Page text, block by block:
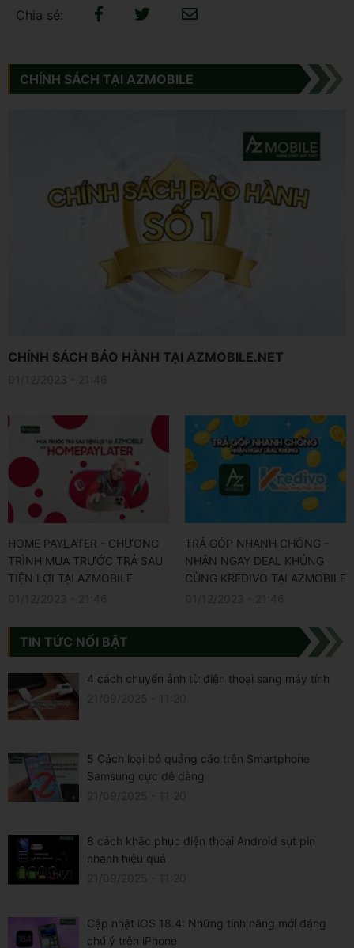
Chia sẻ:
CHÍNH SÁCH TẠI AZMOBILE
CHÍNH SÁCH BẢO HÀNH TẠI AZMOBILE.NET
HOME PAYLATER - CHƯƠNG
TRÌNH MUA TRƯỚC TRẢ SAU
TIỆN LỢI TẠI AZMOBILE
TRẢ GÓP NHANH CHÓNG -
NHẬN NGAY DEAL KHỦNG
CÙNG KREDIVO TẠI AZMOBILE
TIN TỨC NỔI BẬT
4 cách chuyển ảnh từ điện thoại sang máy tính
5 Cách loại bỏ quảng cáo trên Smartphone
Samsung cực dễ dàng
8 cách khắc phục điện thoại Android sụt pin
nhanh hiệu quả
Cập nhật iOS 18.4: Những tính năng mới đáng
chú ý trên iPhone